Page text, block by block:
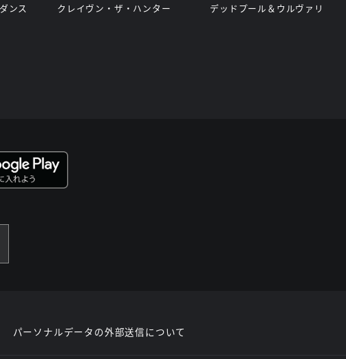
ンス クレイヴン・ザ・ハンター デッドプール＆ウルヴァリン
パーソナルデータの外部送信について